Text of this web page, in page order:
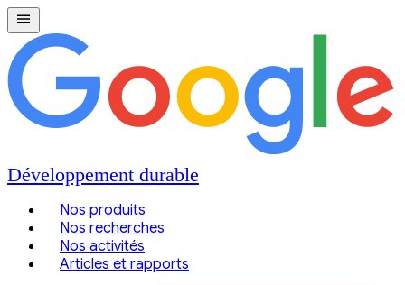
Développement durable
Nos produits
Nos recherches
Nos activités
Articles et rapports